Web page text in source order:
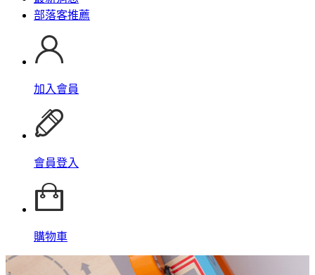
部落客推薦
加入會員
會員登入
購物車